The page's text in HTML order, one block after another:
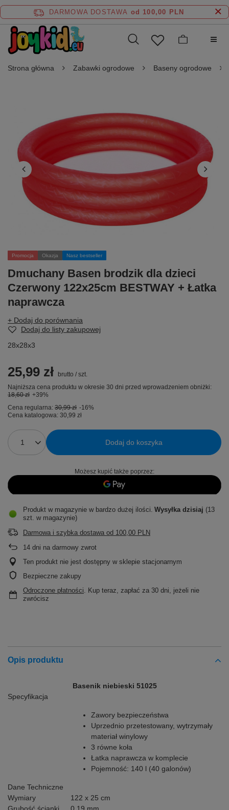
DARMOWA DOSTAWA od 100,00 PLN
Strona główna Zabawki ogrodowe Baseny ogrodowe
Promocja Okazja Nasz bestseller
Dmuchany Basen brodzik dla dzieci
Czerwony 122x25cm BESTWAY + Łatka
naprawcza
+ Dodaj do porównania
Dodaj do listy zakupowej
28x28x3
25,99 zł brutto / szt.
Najniższa cena produktu w okresie 30 dni przed wprowadzeniem obniżki:
18,60 zł +39%
Cena regularna: 30,99 zł -16%
Cena katalogowa: 30,99 zł
Dodaj do koszyka
Możesz kupić także poprzez:
Produkt w magazynie w bardzo dużej ilości Wysyłka dzisiaj (13
szt. w magazynie)
Darmowa i szybka dostawa od 100,00 PLN
14 dni na darmowy zwrot
Ten produkt nie jest dostępny w sklepie stacjonarnym
Bezpieczne zakupy
Odroczone płatności. Kup teraz, zapłać za 30 dni, jeżeli nie
zwrócisz
Opis produktu
Basenik niebieski 51025
Specyfikacja
Zawory bezpieczeństwa
Uprzednio przetestowany, wytrzymały
materiał winylowy
3 równe koła
Łatka naprawcza w komplecie
Pojemność: 140 l (40 galonów)
Dane Techniczne
Wymiary
122 x 25 cm